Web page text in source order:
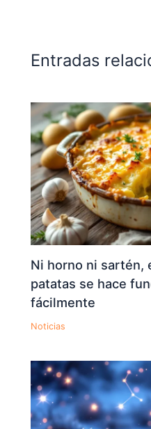
Entradas
Ni horno ni sartén,
patatas se hace
fácilmente
Noticias